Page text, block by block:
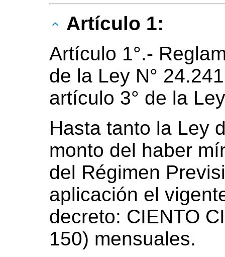
Artículo 1:
Artículo 1°.-
de la Ley N°
artículo 3° de la
Hasta tanto la Ley
monto del haber
del Régimen
aplicación el
decreto: CIENTO
150) mensuales.